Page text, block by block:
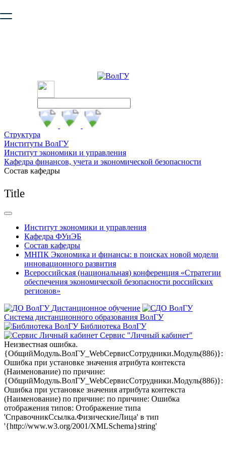
безопасную работу с сайтом. Пожалуйста
Структура
Институты ВолГУ
Институт экономики и управления
Кафедра финансов, учета и экономической безопасности
Состав кафедры
Title
Институт экономики и управления
Кафедра ФУиЭБ
Состав кафедры
МНПК Экономика и финансы: в поисках новой модели
инновационного развития
Всероссийская (национальная) конференция «Стратегии
обеспечения экономической безопасности российских
регионов»
Дистанционное обучение
Система дистанционного образования ВолГУ
Библиотека ВолГУ
Сервис "Личный кабинет"
Неизвестная ошибка.
{ОбщийМодуль.ВолГУ_WebСервисСотрудники.Модуль(886)}:
Ошибка при установке значения атрибута контекста
(Наименование) по причине:
{ОбщийМодуль.ВолГУ_WebСервисСотрудники.Модуль(886)}:
Ошибка при установке значения атрибута контекста
(Наименование) по причине: по причине: Ошибка
отображения типов: Отображение типа
'СправочникСсылка.ФизическиеЛица' в тип
'{http://www.w3.org/2001/XMLSchema}string'